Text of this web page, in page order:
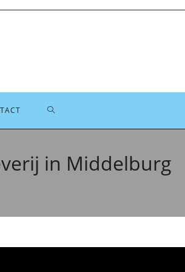
TOGGLE
in Middelburg